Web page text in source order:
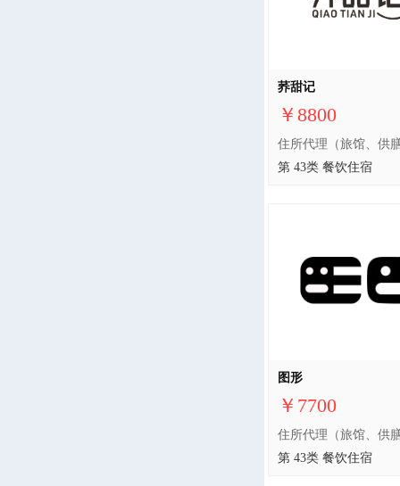
荞甜记
￥8800
第 43类 餐饮住宿
图形
￥7700
第 43类 餐饮住宿